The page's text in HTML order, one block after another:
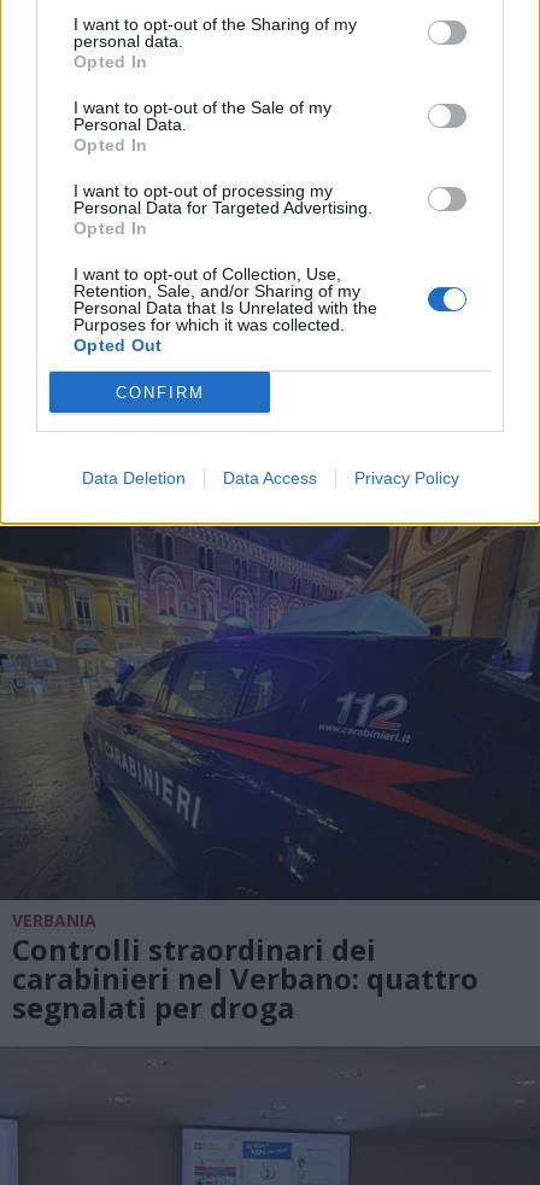
I want to opt-out of the Sharing of my
personal data.
Opted In
I want to opt-out of the Sale of my
Personal Data.
Opted In
I want to opt-out of processing my
Personal Data for Targeted Advertising.
Opted In
I want to opt-out of Collection, Use,
Retention, Sale, and/or Sharing of my
Personal Data that Is Unrelated with the
Purposes for which it was collected.
Opted Out
CONFIRM
Data Deletion Data Access Privacy Policy
LAGO MAGGIORE
Maggiore il 12, 13, 14 giugno
VERBANIA
Controlli straordinari dei
carabinieri nel Verbano: quattro
segnalati per droga